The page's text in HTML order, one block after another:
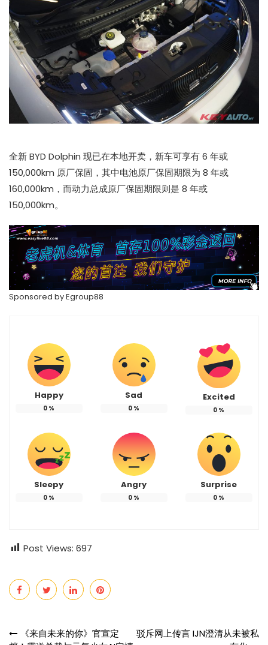
全新 BYD Dolphin 现已在本地开卖，新车可享有 6 年或
150,000km 原厂保固，其中电池原厂保固期限为 8 年或
160,000km，而动力总成原厂保固期限则是 8 年或
150,000km。
Sponsored byEgroup88
Happy
0 %
Sad
0 %
Excited
0 %
Sleepy
0 %
Angry
0 %
Surprise
0 %
Post Views: 697
Post
《来自未来的你》官宣定
驳斥网上传言 IJN澄清从未被私